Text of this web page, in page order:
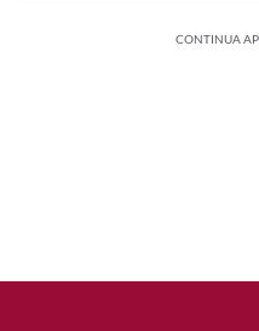
CONTINUA